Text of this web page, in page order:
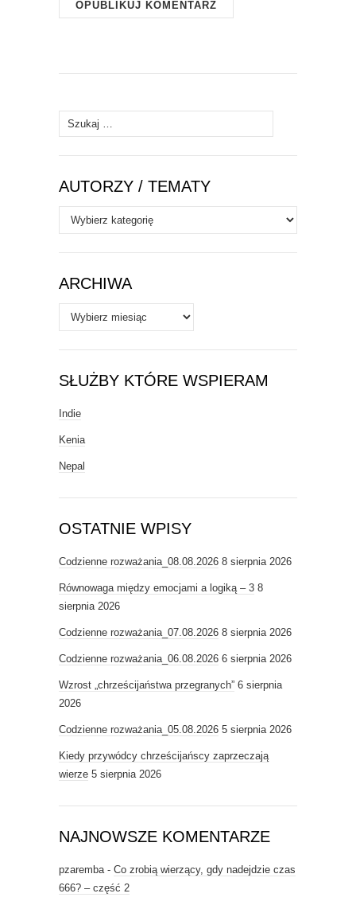
Szukaj:
AUTORZY / TEMATY
Autorzy
/
Tematy
ARCHIWA
Archiwa
SŁUŻBY KTÓRE WSPIERAM
Indie
Kenia
Nepal
OSTATNIE WPISY
Codzienne rozważania_08.08.2026 8 sierpnia 2026
Równowaga między emocjami a logiką – 3 8
sierpnia 2026
Codzienne rozważania_07.08.2026 8 sierpnia 2026
Codzienne rozważania_06.08.2026 6 sierpnia 2026
Wzrost „chrześcijaństwa przegranych” 6 sierpnia
2026
Codzienne rozważania_05.08.2026 5 sierpnia 2026
Kiedy przywódcy chrześcijańscy zaprzeczają
wierze 5 sierpnia 2026
NAJNOWSZE KOMENTARZE
pzaremba- Co zrobią wierzący, gdy nadejdzie czas
666? – część 2